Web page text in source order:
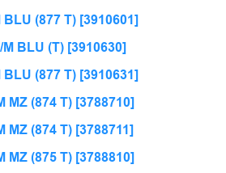
BLU (877 T) [3910601]
M BLU (T) [3910630]
BLU (877 T) [3910631]
MZ (874 T) [3788710]
MZ (874 T) [3788711]
MZ (875 T) [3788810]